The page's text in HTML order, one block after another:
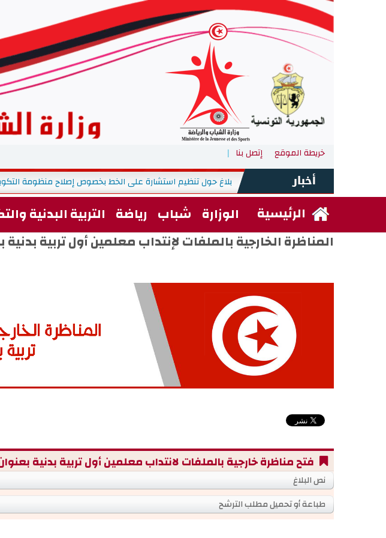
خريطة الموقع
إتصل بنا
بلاغ حول تنظيم استشارة على الخط بخصوص إصلاح منظومة
الرئيسية الوزارة شباب رياضة التربية البدنية
المناظرة الخارجية بالملفات لإنتداب معلمين أول تربية بدنية
فتح مناظرة خارجية بالملفات لانتداب معلمين أول تربية بدنية بعنوان
نص البلاغ
طباعة أو تحميل مطلب الترشح